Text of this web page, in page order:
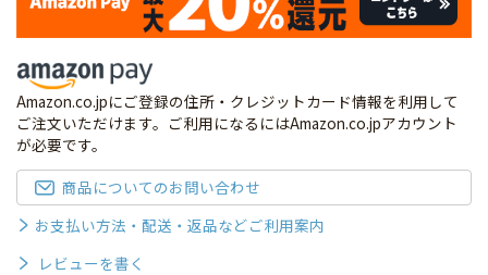
Amazon.co.jpにご登録の住所・クレジットカード情報を利用して
ご注文いただけます。ご利用になるにはAmazon.co.jpアカウント
が必要です。
商品についてのお問い合わせ
お支払い方法・配送・返品などご利用案内
レビューを書く